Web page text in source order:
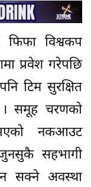
विश्वकप
प्रवेश गरेपछि
टिम सुरक्षित
। समूह चरणको
नकआउट
जुनसुकै सहभागी
सक्ने अवस्था